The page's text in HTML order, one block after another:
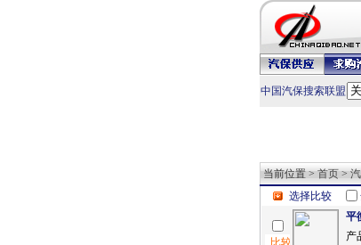
中国汽保搜索联盟
当前位置 > 首页 >
选择比较
平
产